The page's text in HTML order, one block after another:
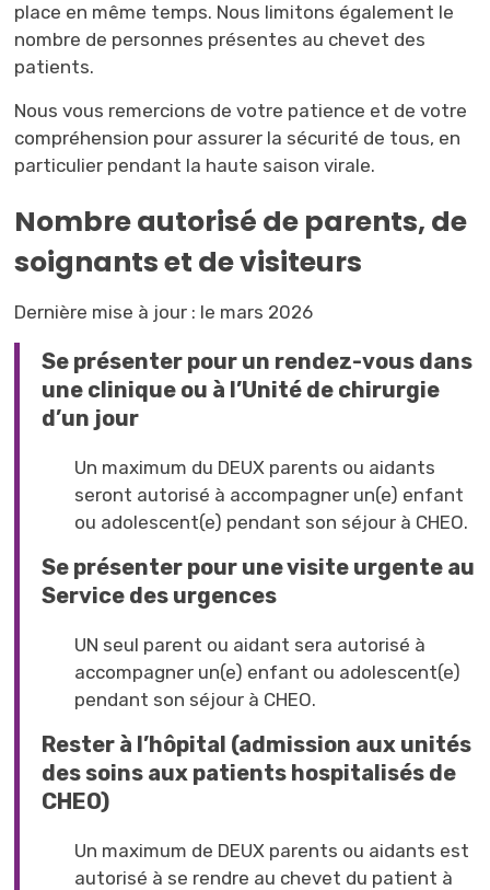
place en même temps. Nous limitons également le
nombre de personnes présentes au chevet des
patients.
Nous vous remercions de votre patience et de votre
compréhension pour assurer la sécurité de tous, en
particulier pendant la haute saison virale.
Nombre autorisé de parents, de
soignants et de visiteurs
Dernière mise à jour : le mars 2026
Se présenter pour un rendez-vous dans
une clinique ou à l’Unité de chirurgie
d’un jour
Un maximum du DEUX parents ou aidants
seront autorisé à accompagner un(e) enfant
ou adolescent(e) pendant son séjour à CHEO.
Se présenter pour une visite urgente au
Service des urgences
UN seul parent ou aidant sera autorisé à
accompagner un(e) enfant ou adolescent(e)
pendant son séjour à CHEO.
Rester à l’hôpital (admission aux unités
des soins aux patients hospitalisés de
CHEO)
Un maximum de DEUX parents ou aidants est
autorisé à se rendre au chevet du patient à